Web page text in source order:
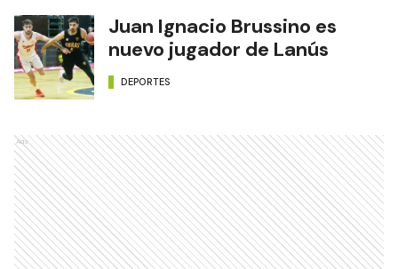
Juan Ignacio Brussino es
nuevo jugador de Lanús
DEPORTES
Ads